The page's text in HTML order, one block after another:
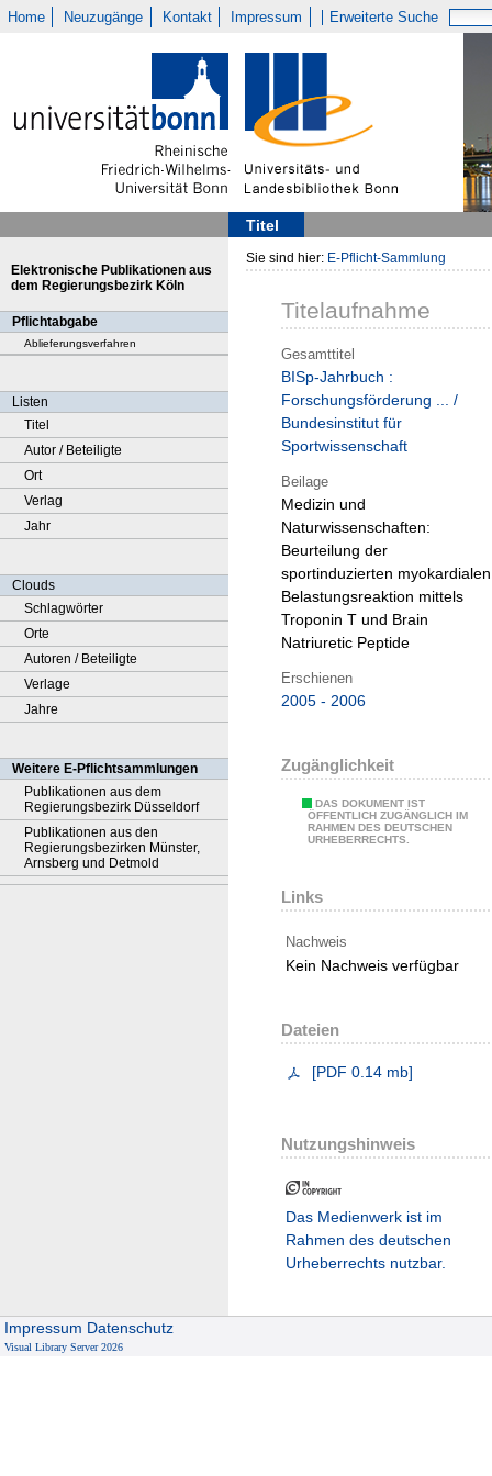
Home Neuzugänge Kontakt Impressum Erweiterte Suche
Titel
Elektronische Publikationen aus
dem Regierungsbezirk Köln
Pflichtabgabe
Ablieferungsverfahren
Listen
Titel
Autor / Beteiligte
Ort
Verlag
Jahr
Clouds
Schlagwörter
Orte
Autoren / Beteiligte
Verlage
Jahre
Weitere E-Pflichtsammlungen
Publikationen aus dem
Regierungsbezirk Düsseldorf
Publikationen aus den
Regierungsbezirken Münster,
Arnsberg und Detmold
Sie sind hier: E-Pflicht-Sammlung
Titelaufnahme
Gesamttitel
BISp-Jahrbuch :
Forschungsförderung ... /
Bundesinstitut für
Sportwissenschaft
Beilage
Medizin und
Naturwissenschaften:
Beurteilung der
sportinduzierten myokardialen
Belastungsreaktion mittels
Troponin T und Brain
Natriuretic Peptide
Erschienen
2005 - 2006
Zugänglichkeit
DAS DOKUMENT IST
ÖFFENTLICH ZUGÄNGLICH IM
RAHMEN DES DEUTSCHEN
URHEBERRECHTS.
Links
Nachweis
Kein Nachweis verfügbar
Dateien
[PDF 0.14 mb]
Nutzungshinweis
Das Medienwerk ist im
Rahmen des deutschen
Urheberrechts nutzbar.
Impressum Datenschutz
Visual Library Server 2026